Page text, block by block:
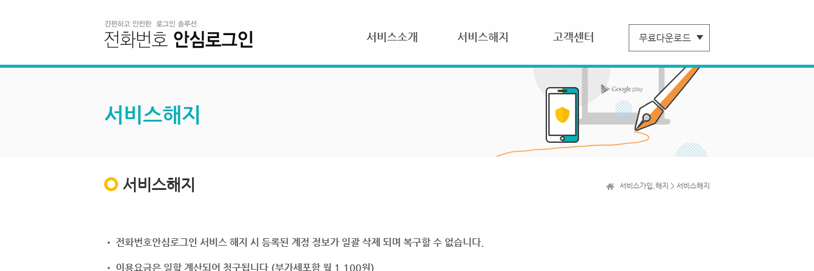
서비스소개 서비스해지 고객센터
서비스해지
서비스해지 서비스가입,해지 > 서비스해지
• 전화번호안심로그인 서비스 해지 시 등록된 계정 정보가 일괄 삭제 되며 복구할 수 없습니다.
• 이용요금은 일할 계산되어 청구됩니다.(부가세포함 월 1,100원)